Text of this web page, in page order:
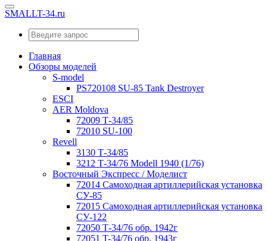
SMALLT-34.ru
Главная
Обзоры моделей
S-model
PS720108 SU-85 Tank Destroyer
ESCI
AER Moldova
72009 Т-34/85
72010 SU-100
Revell
3130 Т-34/85
3212 Т-34/76 Modell 1940 (1/76)
Восточный Экспресс / Моделист
72014 Самоходная артиллерийская установка
СУ-85
72015 Самоходная артиллерийская установка
СУ-122
72050 Т-34/76 обр. 1942г
72051 T-34/76 обр. 1943г